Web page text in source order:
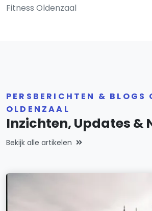
Fitness Oldenzaal
PERSBERICHTEN & BLOGS
OLDENZAAL
Inzichten, Updates &
Bekijk alle artikelen